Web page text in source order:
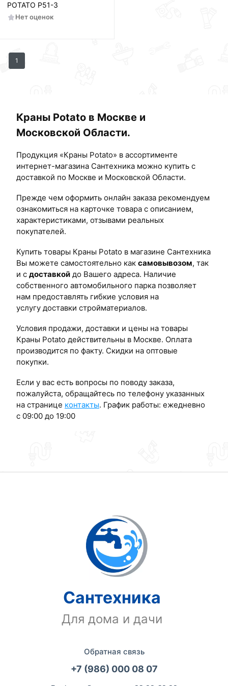
РОТАТО Р51-3
Нет оценок
1
Краны Potato в Москве и
Московской Области.
Продукция «Краны Potato» в ассортименте
интернет-магазина Сантехника можно купить с
доставкой по Москве и Московской Области.
Прежде чем оформить онлайн заказа рекомендуем
ознакомиться на карточке товара с описанием,
характеристиками, отзывами реальных
покупателей.
Купить товары Краны Potato в магазине Сантехника
Вы можете самостоятельно как самовывозом, так
и с доставкой до Вашего адреса. Наличие
собственного автомобильного парка позволяет
нам предоставлять гибкие условия на
услугу доставки стройматериалов.
Условия продажи, доставки и цены на товары
Краны Potato действительны в Москве. Оплата
производится по факту. Скидки на оптовые
покупки.
Если у вас есть вопросы по поводу заказа,
пожалуйста, обращайтесь по телефону указанных
на странице контакты. График работы: ежедневно
с 09:00 до 19:00
Сантехника
Для дома и дачи
Обратная связь
+7 (986) 000 08 07